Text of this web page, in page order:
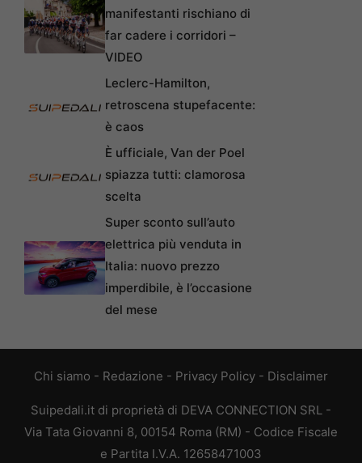
manifestanti rischiano di
far cadere i corridori –
VIDEO
Leclerc-Hamilton,
retroscena stupefacente:
è caos
È ufficiale, Van der Poel
spiazza tutti: clamorosa
scelta
Super sconto sull’auto
elettrica più venduta in
Italia: nuovo prezzo
imperdibile, è l’occasione
del mese
Chi siamo - Redazione - Privacy Policy - Disclaimer
Suipedali.it di proprietà di DEVA CONNECTION SRL -
Via Tata Giovanni 8, 00154 Roma (RM) - Codice Fiscale
e Partita I.V.A. 12658471003